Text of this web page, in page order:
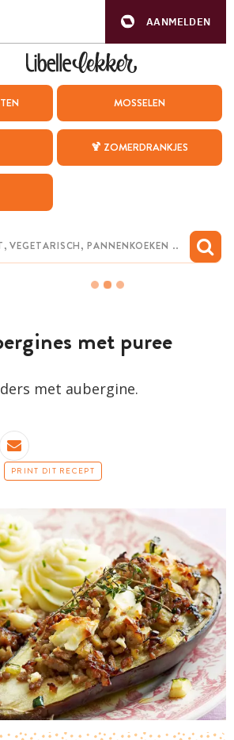
AANMELDEN
MOSSELEN
🍹 ZOMERDRANKJES
met puree
met aubergine.
PRINT DIT RECEPT